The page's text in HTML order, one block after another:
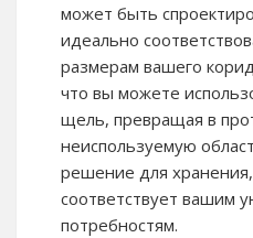
может быть
идеально
размерам вашего
что вы можете
щель, превращая в
неиспользуемую
решение для
соответствует вашим
потребностям.